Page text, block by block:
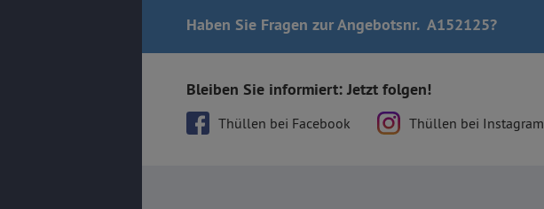
Haben Sie Fragen zur Angebotsnr. A152125?
Bleiben Sie informiert: Jetzt folgen!
Thüllen bei Facebook Thüllen bei Instagram